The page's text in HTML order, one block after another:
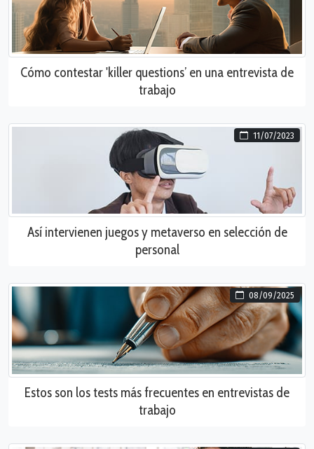
Cómo contestar 'killer questions’ en una entrevista de
trabajo
11/07/2023
Así intervienen juegos y metaverso en selección de
personal
08/09/2025
Estos son los tests más frecuentes en entrevistas de
trabajo